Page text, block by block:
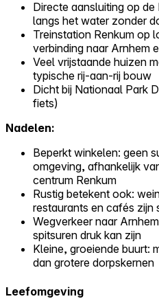
Directe aansluiting op
langs het water zonder
Treinstation Renkum op
verbinding naar Arnhem
Veel vrijstaande huizen
typische rij-aan-rij bouw
Dicht bij Nationaal Park
fiets)
Nadelen:
Beperkt winkelen: geen
omgeving, afhankelijk
centrum Renkum
Rustig betekent ook:
restaurants en cafés zijn
Wegverkeer naar
spitsuren druk kan zijn
Kleine, groeiende buurt:
dan grotere dorpskernen
Leefomgeving